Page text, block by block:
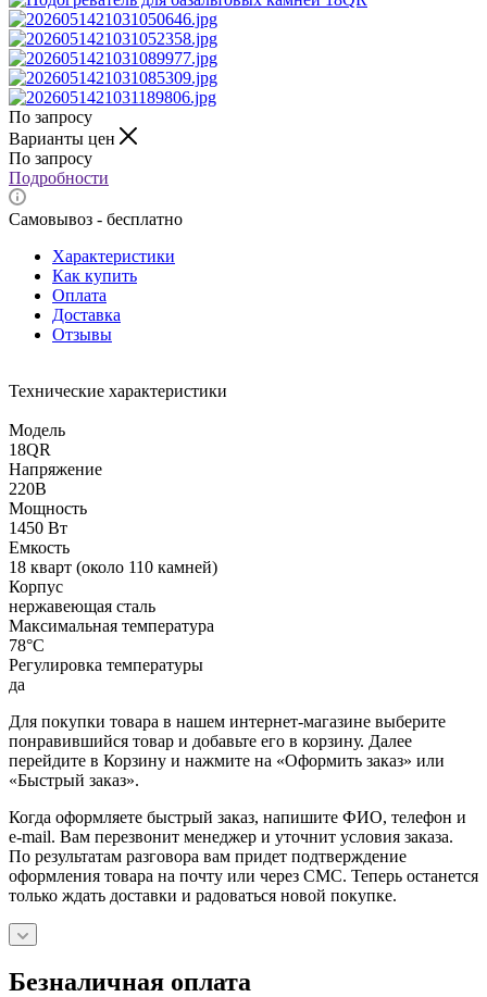
По запросу
Варианты цен
По запросу
Подробности
Самовывоз - бесплатно
Характеристики
Как купить
Оплата
Доставка
Отзывы
Технические характеристики
Модель
18QR
Напряжение
220В
Мощность
1450 Вт
Емкость
18 кварт (около 110 камней)
Корпус
нержавеющая сталь
Максимальная температура
78°С
Регулировка температуры
да
Для покупки товара в нашем интернет-магазине выберите
понравившийся товар и добавьте его в корзину. Далее
перейдите в Корзину и нажмите на «Оформить заказ» или
«Быстрый заказ».
Когда оформляете быстрый заказ, напишите ФИО, телефон и
e-mail. Вам перезвонит менеджер и уточнит условия заказа.
По результатам разговора вам придет подтверждение
оформления товара на почту или через СМС. Теперь останется
только ждать доставки и радоваться новой покупке.
Безналичная оплата